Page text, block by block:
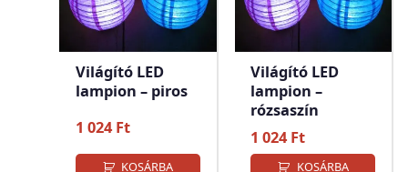
Világító LED
lampion – piros
1 024Ft
KOSÁRBA
Világító LED
lampion –
rózsaszín
1 024Ft
KOSÁRBA